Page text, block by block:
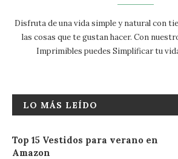
Disfruta de una vida simple y natural con
las cosas que te gustan hacer. Con
Imprimibles puedes Simplificar tu
LO MÁS LEÍDO
Top 15 Vestidos para verano en
Amazon